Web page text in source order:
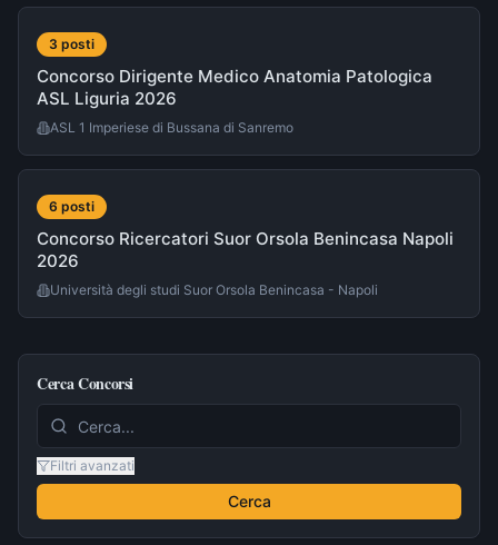
3 posti
Concorso Dirigente Medico Anatomia Patologica
ASL Liguria 2026
ASL 1 Imperiese di Bussana di Sanremo
6 posti
Concorso Ricercatori Suor Orsola Benincasa Napoli
2026
Università degli studi Suor Orsola Benincasa - Napoli
Cerca Concorsi
Filtri avanzati
Cerca